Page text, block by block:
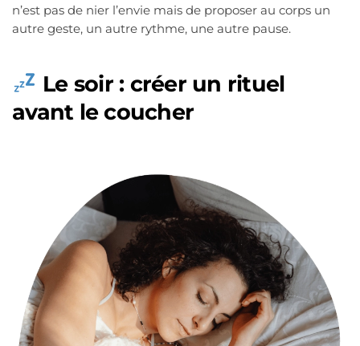
n’est pas de nier l’envie mais de proposer au corps un
autre geste, un autre rythme, une autre pause.
Le soir : créer un rituel
avant le coucher